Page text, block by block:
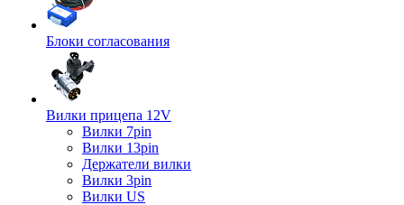
Блоки согласования
Вилки прицепа 12V
Вилки 7pin
Вилки 13pin
Держатели вилки
Вилки 3pin
Вилки US